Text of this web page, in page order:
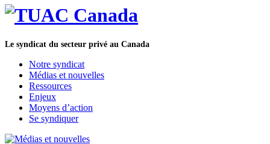
Le syndicat du secteur privé au Canada
Notre syndicat
Médias et nouvelles
Ressources
Enjeux
Moyens d’action
Se syndiquer